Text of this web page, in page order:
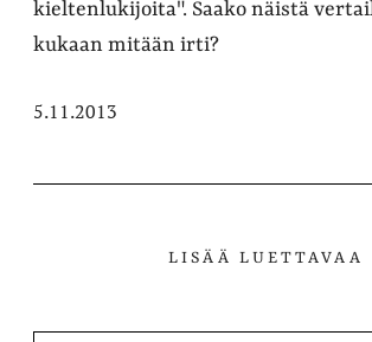
kieltenlukijoita". Saako näistä
kukaan mitään irti?
5.11.2013
LISÄÄ LUETTAVAA